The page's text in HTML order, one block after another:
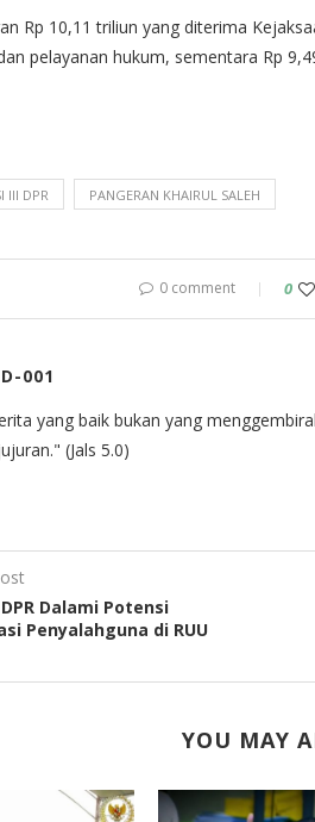
Rp 10,11 triliun yang diterima
pelayanan hukum, sementara Rp
III DPR PANGERAN KHAIRUL SALEH
0 comment 0
001
yang baik bukan yang
(Jals 5.0)
Dalami Potensi
Penyalahguna di RUU
YOU MAY